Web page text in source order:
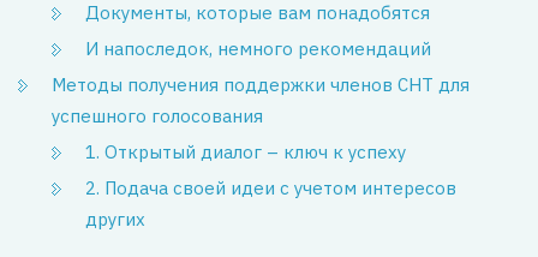
Документы, которые вам понадобятся
И напоследок, немного рекомендаций
Методы получения поддержки членов СНТ для
успешного голосования
1. Открытый диалог – ключ к успеху
2. Подача своей идеи с учетом интересов
других